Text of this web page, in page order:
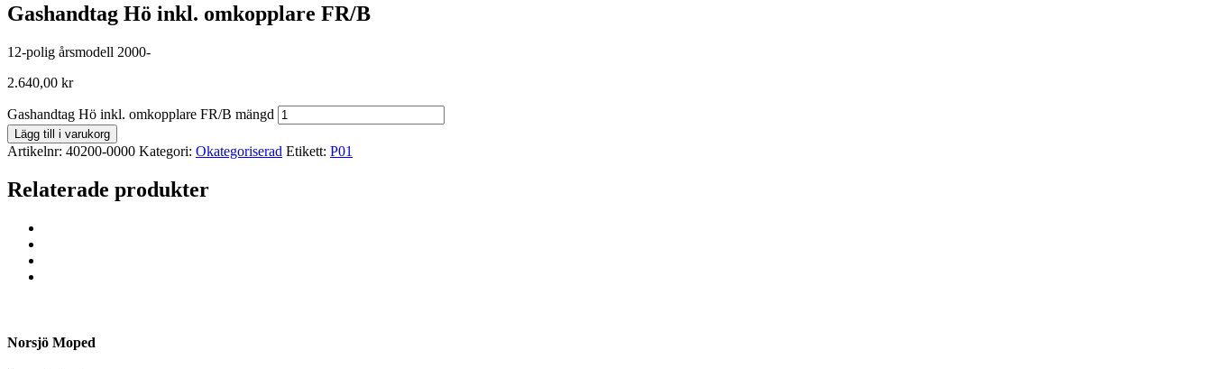
Gashandtag Hö inkl. omkopplare FR/B
12-polig årsmodell 2000-
2.640,00 kr
Gashandtag Hö inkl. omkopplare FR/B mängd
Lägg till i varukorg
Artikelnr: 40200-0000 Kategori: Okategoriserad Etikett: P01
Relaterade produkter
Norsjö Moped